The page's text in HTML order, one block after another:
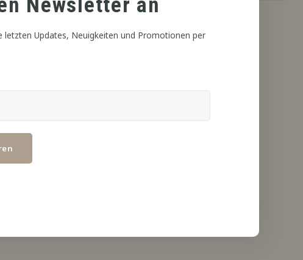
Newsletter an
letzten Updates, Neuigkeiten und Promotionen per
nahezu sofort zum gewünschten Endergebnis vermischt und